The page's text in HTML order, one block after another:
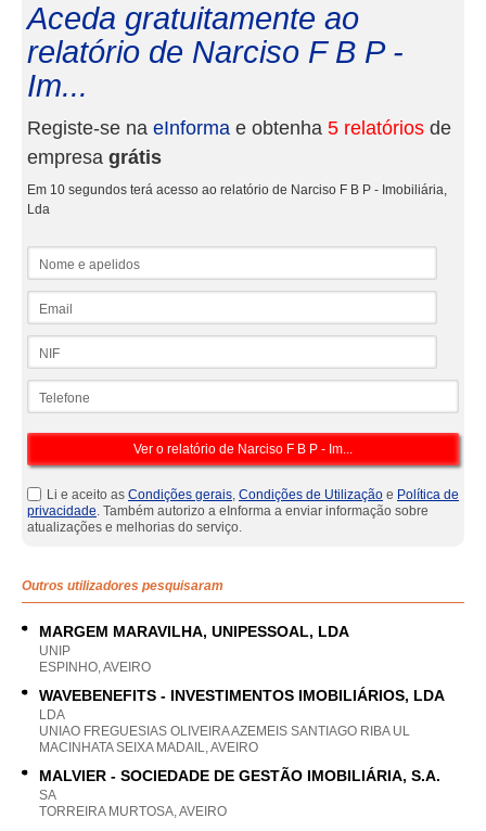
Aceda gratuitamente ao
relatório de Narciso F B P -
Im...
Registe-se na eInforma e obtenha 5 relatórios de
empresa grátis
Em 10 segundos terá acesso ao relatório de Narciso F B P - Imobiliária,
Lda
Li e aceito as Condições gerais, Condições de Utilização e Política de
privacidade. Também autorizo a eInforma a enviar informação sobre
atualizações e melhorias do serviço.
Outros utilizadores pesquisaram
MARGEM MARAVILHA, UNIPESSOAL, LDA
UNIP
ESPINHO, AVEIRO
WAVEBENEFITS - INVESTIMENTOS IMOBILIÁRIOS, LDA
LDA
UNIAO FREGUESIAS OLIVEIRA AZEMEIS SANTIAGO RIBA UL
MACINHATA SEIXA MADAIL, AVEIRO
MALVIER - SOCIEDADE DE GESTÃO IMOBILIÁRIA, S.A.
SA
TORREIRA MURTOSA, AVEIRO